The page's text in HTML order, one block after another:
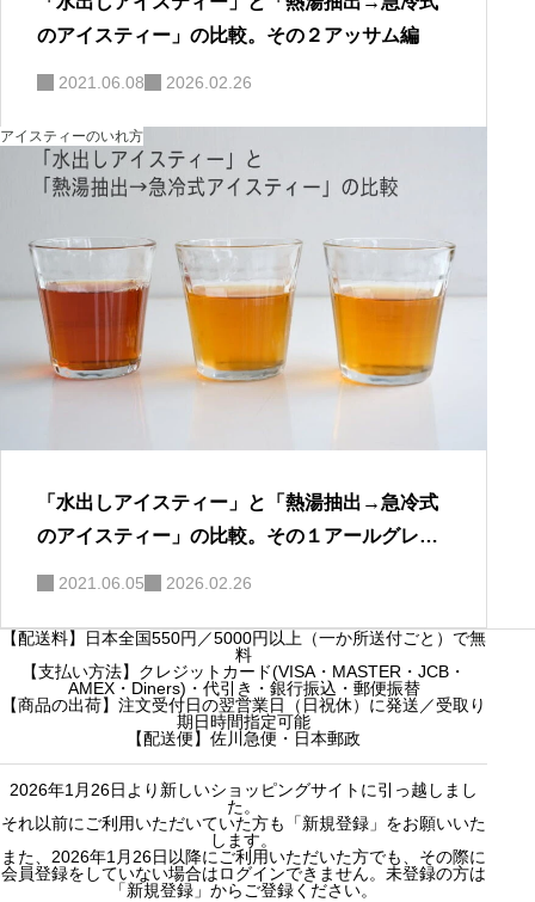
のアイスティー」の比較。その２アッサム編
2021.06.08 2026.02.26
アイスティーのいれ方
「水出しアイスティー」と「熱湯抽出→急冷式
のアイスティー」の比較。その１アールグレイ
2021.06.05 2026.02.26
【配送料】日本全国550円／5000円以上（一か所送付ごと）で無
料
【支払い方法】クレジットカード(VISA・MASTER・JCB・
AMEX・Diners)・代引き・銀行振込・郵便振替
【商品の出荷】注文受付日の翌営業日（日祝休）に発送／受取り
期日時間指定可能
【配送便】佐川急便・日本郵政
2026年1月26日より新しいショッピングサイトに引っ越しまし
た。
それ以前にご利用いただいていた方も「新規登録」をお願いいた
します。
また、2026年1月26日以降にご利用いただいた方でも、その際に
会員登録をしていない場合はログインできません。未登録の方は
「新規登録」からご登録ください。